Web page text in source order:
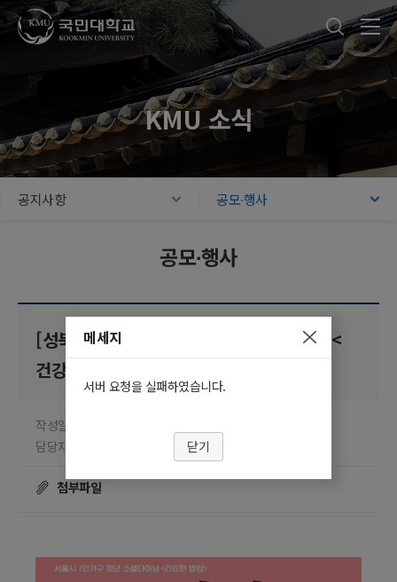
주메뉴 바로가기
본문내용 바로가기
푸터 바로가기
국민대학교
KMU 소식
공지사항 공모∙행사
공모∙행사
[성북구] 서울시 1인가구 청년 소셜다이닝 <
건강한 밥상>(~7/25)
작성일 2025.07.14
담당자 김은숙
☎ 02-921-1939 조회수
첨부파일
메세지
서버 요청을 실패하였습니다.
닫기